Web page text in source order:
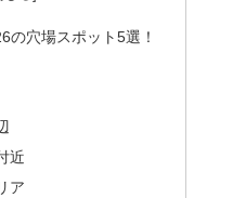
の穴場スポット5選！
近
ア